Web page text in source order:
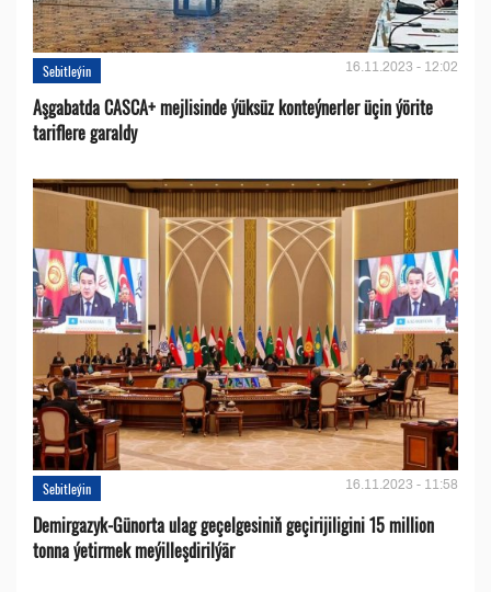
Sebitleýin 16.11.2023 - 12:02
Aşgabatda CASCA+ mejlisinde ýüksüz konteýnerler üçin ýörite
tariflere garaldy
Sebitleýin 16.11.2023 - 11:58
Demirgazyk-Günorta ulag geçelgesiniň geçirijiligini 15 million
tonna ýetirmek meýilleşdirilýär